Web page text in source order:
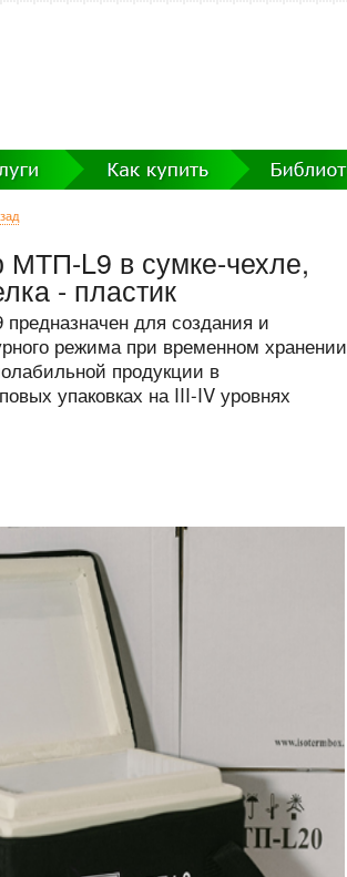
МТП-L9 в сумке-чехле,
- пластик
для создания и
режима при временном хранении
продукции в
упаковках на III-IV уровнях